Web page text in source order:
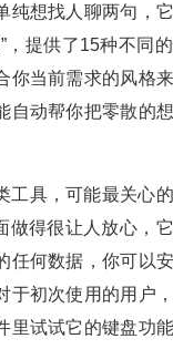
纯想找人聊两句，
，提供了15种不同
你当前需求的风格
自动帮你把零散的
工具，可能最关心
做得很让人放心，
任何数据，你可以
于初次使用的用户
里试试它的键盘功